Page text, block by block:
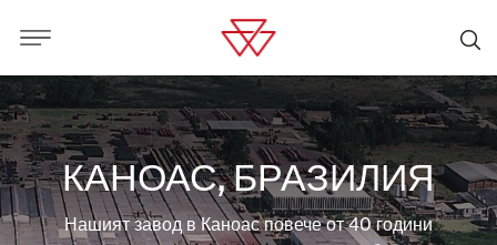
КАНОАС, БРАЗИЛИЯ
Нашият завод в Каноас повече от 40 години